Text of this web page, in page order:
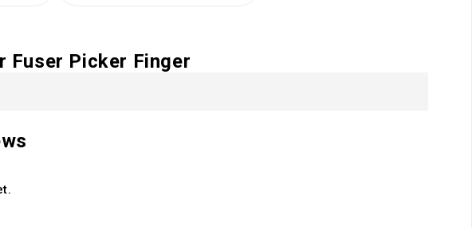
Fuser Picker Finger